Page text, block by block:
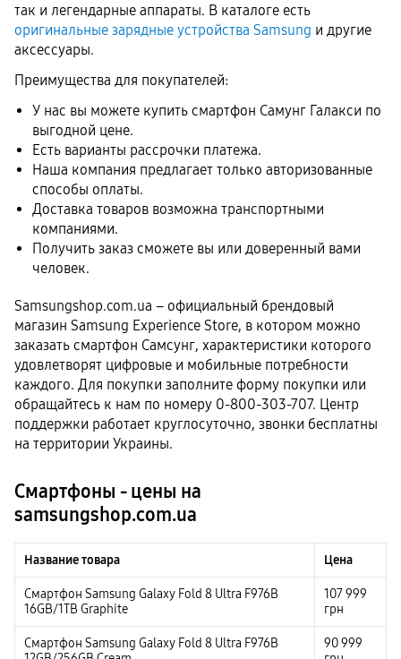
так и легендарные аппараты. В каталоге есть
оригинальные зарядные устройства Samsung и другие
аксессуары.
Преимущества для покупателей:
У нас вы можете купить смартфон Самунг Галакси по
выгодной цене.
Есть варианты рассрочки платежа.
Наша компания предлагает только авторизованные
способы оплаты.
Доставка товаров возможна транспортными
компаниями.
Получить заказ сможете вы или доверенный вами
человек.
Samsungshop.com.ua – официальный брендовый
магазин Samsung Experience Store, в котором можно
заказать смартфон Самсунг, характеристики которого
удовлетворят цифровые и мобильные потребности
каждого. Для покупки заполните форму покупки или
обращайтесь к нам по номеру 0-800-303-707. Центр
поддержки работает круглосуточно, звонки бесплатны
на территории Украины.
Смартфоны - цены на
samsungshop.com.ua
Название товара Цена
Смартфон Samsung Galaxy Fold 8 Ultra F976B
16GB/1TB Graphite
107 999
грн
Смартфон Samsung Galaxy Fold 8 Ultra F976B
90 999